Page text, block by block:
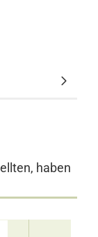
haben